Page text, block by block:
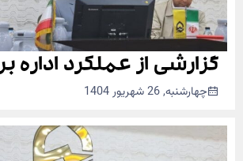
گزارشی از عملکرد اداره
چهارشنبه, 26 شهریور 1404